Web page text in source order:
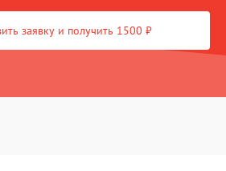
заявку и получить 1500 ₽